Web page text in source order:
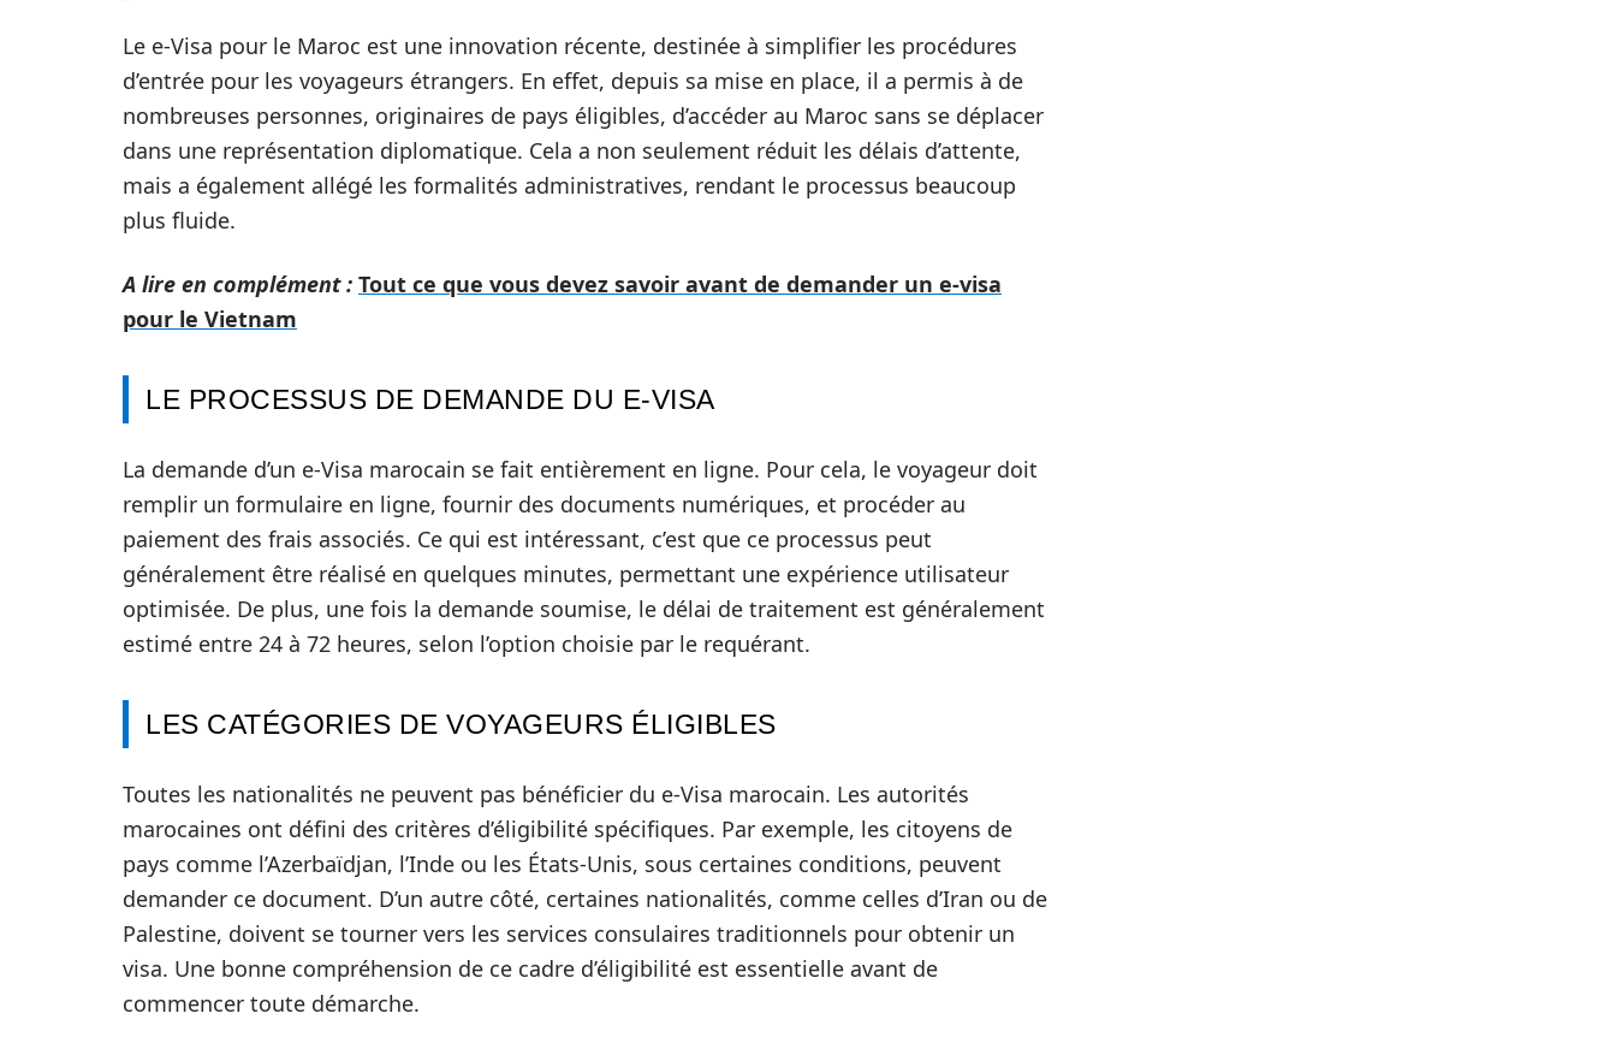
Le e-Visa pour le Maroc est une innovation récente, destinée à simplifier les procédures
d’entrée pour les voyageurs étrangers. En effet, depuis sa mise en place, il a permis à de
nombreuses personnes, originaires de pays éligibles, d’accéder au Maroc sans se déplacer
dans une représentation diplomatique. Cela a non seulement réduit les délais d’attente,
mais a également allégé les formalités administratives, rendant le processus beaucoup
plus fluide.
A lire en complément : Tout ce que vous devez savoir avant de demander un e-visa
pour le Vietnam
LE PROCESSUS DE DEMANDE DU E-VISA
La demande d’un e-Visa marocain se fait entièrement en ligne. Pour cela, le voyageur doit
remplir un formulaire en ligne, fournir des documents numériques, et procéder au
paiement des frais associés. Ce qui est intéressant, c’est que ce processus peut
généralement être réalisé en quelques minutes, permettant une expérience utilisateur
optimisée. De plus, une fois la demande soumise, le délai de traitement est généralement
estimé entre 24 à 72 heures, selon l’option choisie par le requérant.
LES CATÉGORIES DE VOYAGEURS ÉLIGIBLES
Toutes les nationalités ne peuvent pas bénéficier du e-Visa marocain. Les autorités
marocaines ont défini des critères d’éligibilité spécifiques. Par exemple, les citoyens de
pays comme l’Azerbaïdjan, l’Inde ou les États-Unis, sous certaines conditions, peuvent
demander ce document. D’un autre côté, certaines nationalités, comme celles d’Iran ou de
Palestine, doivent se tourner vers les services consulaires traditionnels pour obtenir un
visa. Une bonne compréhension de ce cadre d’éligibilité est essentielle avant de
commencer toute démarche.